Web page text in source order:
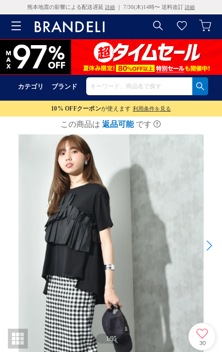
熊本地震の影響による配送遅延 詳細 ｜ 7/30(木)14時〜 送料改訂 詳細
カテゴリ ブランド
10% OFFクーポンが使えます 利用条件を見る
この商品は 返品可能 です
1/95
30